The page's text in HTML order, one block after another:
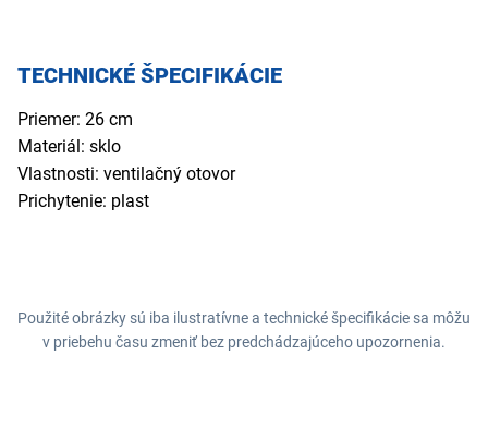
TECHNICKÉ ŠPECIFIKÁCIE
Priemer: 26 cm
Materiál: sklo
Vlastnosti: ventilačný otovor
Prichytenie: plast
Použité obrázky sú iba ilustratívne a technické špecifikácie sa môžu
v priebehu času zmeniť bez predchádzajúceho upozornenia.